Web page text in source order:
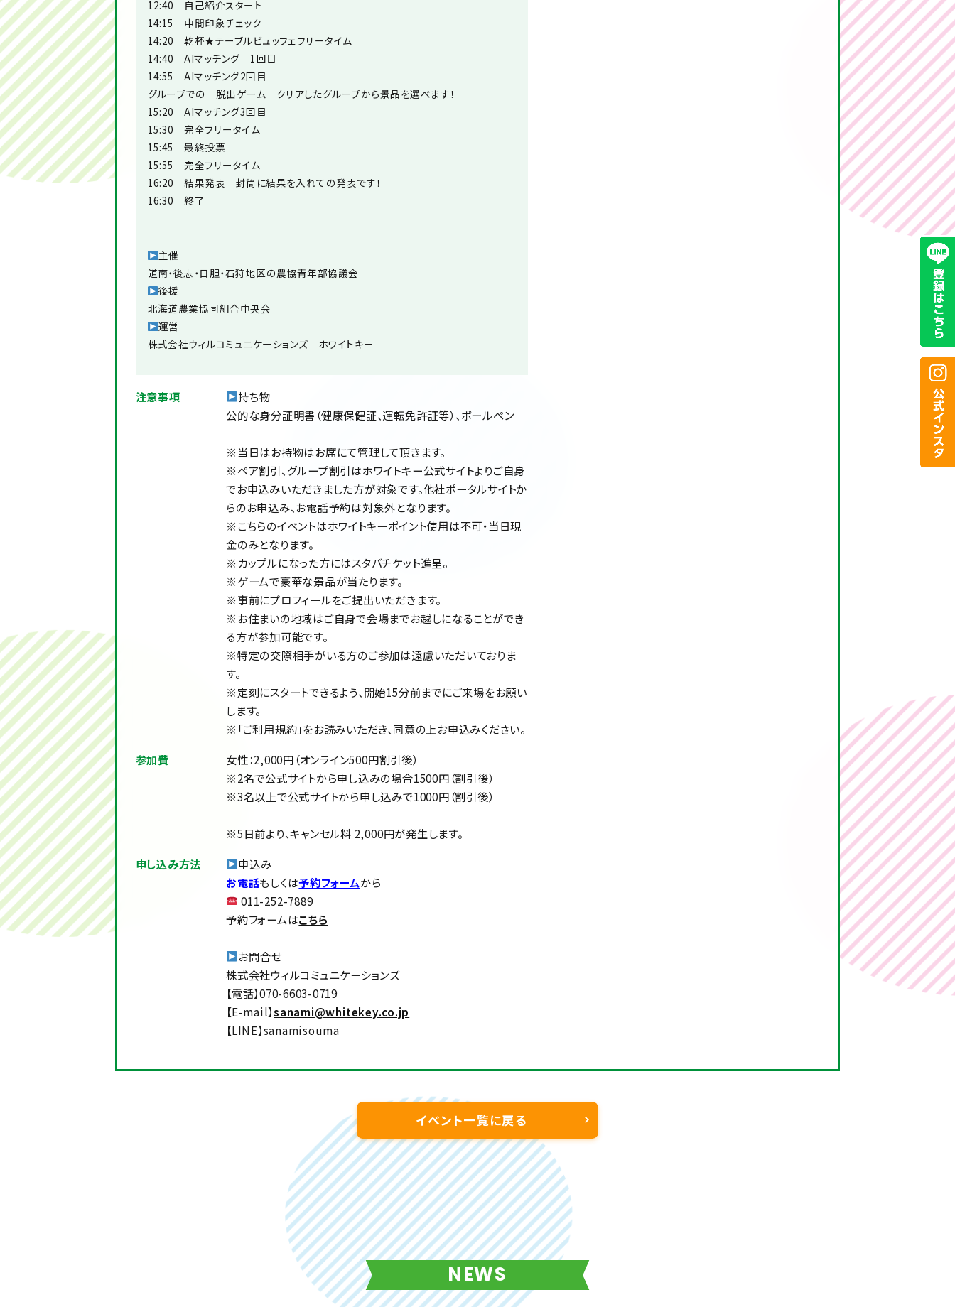
12:40 自己紹介スタート
14:15 中間印象チェック
14:20 乾杯★テーブルビュッフェフリータイム
14:40 AIマッチング 1回目
14:55 AIマッチング2回目
グループでの 脱出ゲーム クリアしたグループから景品を選べます！
15:20 AIマッチング3回目
15:30 完全フリータイム
15:45 最終投票
15:55 完全フリータイム
16:20 結果発表 封筒に結果を入れての発表です！
16:30 終了
主催
道南・後志・日胆・石狩地区の農協青年部協議会
後援
北海道農業協同組合中央会
運営
株式会社ウィルコミュニケーションズ ホワイトキー
注意事項
持ち物
公的な身分証明書（健康保健証、運転免許証等）、ボールペン
※当日はお持物はお席にて管理して頂きます。
※ペア割引、グループ割引はホワイトキー公式サイトよりご自身
でお申込みいただきました方が対象です。他社ポータルサイトか
らのお申込み、お電話予約は対象外となります。
※こちらのイベントはホワイトキーポイント使用は不可・当日現
金のみとなります。
※カップルになった方にはスタバチケット進呈。
※ゲームで豪華な景品が当たります。
※事前にプロフィールをご提出いただきます。
※お住まいの地域はご自身で会場までお越しになることができ
る方が参加可能です。
※特定の交際相手がいる方のご参加は遠慮いただいておりま
す。
※定刻にスタートできるよう、開始15分前までにご来場をお願い
します。
※「ご利用規約」をお読みいただき、同意の上お申込みください。
参加費
女性：2,000円（オンライン500円割引後）
※2名で公式サイトから申し込みの場合1500円（割引後）
※3名以上で公式サイトから申し込みで1000円（割引後）
※5日前より、キャンセル料 2,000円が発生します。
申し込み方法
申込み
お電話もしくは予約フォームから
011-252-7889
予約フォームはこちら
お問合せ
株式会社ウィルコミュニケーションズ
【電話】070-6603-0719
【E-mail】sanami@whitekey.co.jp
【LINE】sanamisouma
イベント一覧に戻る
NEWS